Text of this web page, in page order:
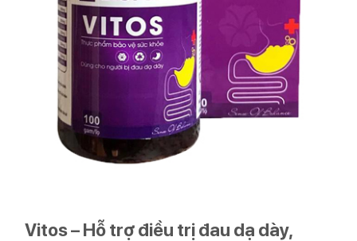
Vitos – Hỗ trợ điều trị đau dạ dày,